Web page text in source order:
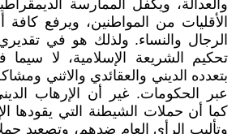
والعدالة، ويكفل الممارسة
الأقليات من المواطنين، ويرفع كافة
الرجال والنساء. ولذلك هو في
تحكيم الشريعة الإسلامية، لا سيما
بتعدده الديني والعقائدي والاثني
عبر الحكومات. غير أن الإرهاب
كما أن حملات الشيطنة التي يقودها
وتأليب الرأي العام ضدهم، وتصعيد